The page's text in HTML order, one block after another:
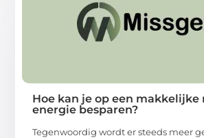
Hoe kan je op een makkelijke
energie besparen?
Tegenwoordig wordt er steeds meer